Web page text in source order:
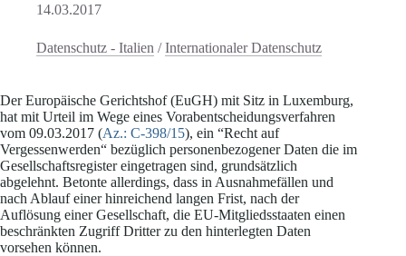
14.03.2017
Datenschutz - Italien /Internationaler Datenschutz
Der Europäische Gerichtshof (EuGH) mit Sitz in Luxemburg,
hat mit Urteil im Wege eines Vorabentscheidungsverfahren
vom 09.03.2017 (Az.: C-398/15), ein “Recht auf
Vergessenwerden“ bezüglich personenbezogener Daten die im
Gesellschaftsregister eingetragen sind, grundsätzlich
abgelehnt. Betonte allerdings, dass in Ausnahmefällen und
nach Ablauf einer hinreichend langen Frist, nach der
Auflösung einer Gesellschaft, die EU-Mitgliedsstaaten einen
beschränkten Zugriff Dritter zu den hinterlegten Daten
vorsehen können.